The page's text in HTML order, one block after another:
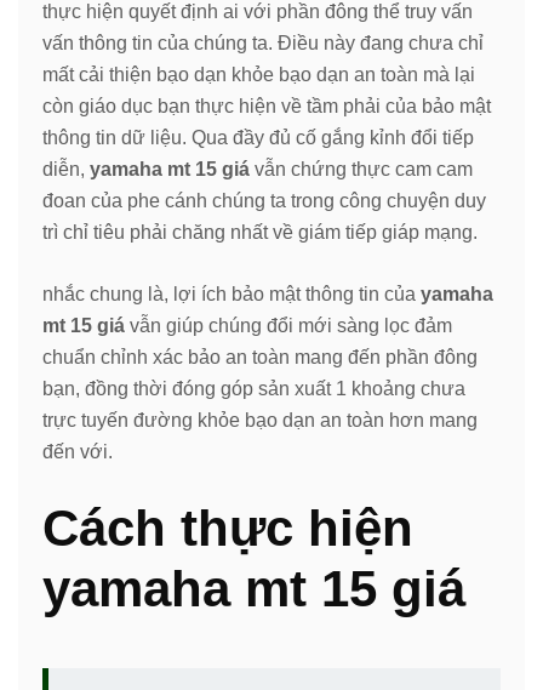
thực hiện quyết định ai với phần đông thể truy vấn
vấn thông tin của chúng ta. Điều này đang chưa chỉ
mất cải thiện bạo dạn khỏe bạo dạn an toàn mà lại
còn giáo dục bạn thực hiện về tầm phải của bảo mật
thông tin dữ liệu. Qua đầy đủ cố gắng kỉnh đổi tiếp
diễn, yamaha mt 15 giá vẫn chứng thực cam cam
đoan của phe cánh chúng ta trong công chuyện duy
trì chỉ tiêu phải chăng nhất về giám tiếp giáp mạng.
nhắc chung là, lợi ích bảo mật thông tin của yamaha
mt 15 giá vẫn giúp chúng đổi mới sàng lọc đảm
chuẩn chỉnh xác bảo an toàn mang đến phần đông
bạn, đồng thời đóng góp sản xuất 1 khoảng chưa
trực tuyến đường khỏe bạo dạn an toàn hơn mang
đến với.
Cách thực hiện
yamaha mt 15 giá